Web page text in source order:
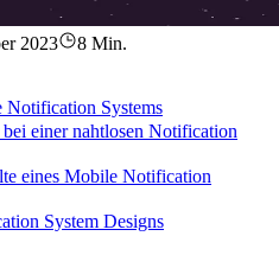
2023
8 Min.
Systems
einer nahtlosen Notification
eines Mobile Notification
System Designs